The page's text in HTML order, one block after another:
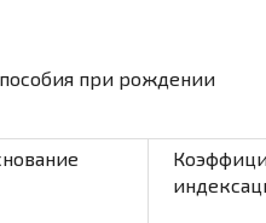
при рождении